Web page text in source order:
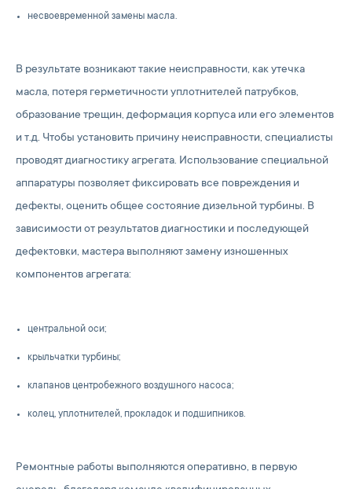
несвоевременной замены масла.
В результате возникают такие неисправности, как утечка
масла, потеря герметичности уплотнителей патрубков,
образование трещин, деформация корпуса или его элементов
и т.д. Чтобы установить причину неисправности, специалисты
проводят диагностику агрегата. Использование специальной
аппаратуры позволяет фиксировать все повреждения и
дефекты, оценить общее состояние дизельной турбины. В
зависимости от результатов диагностики и последующей
дефектовки, мастера выполняют замену изношенных
компонентов агрегата:
центральной оси;
крыльчатки турбины;
клапанов центробежного воздушного насоса;
колец, уплотнителей, прокладок и подшипников.
Ремонтные работы выполняются оперативно, в первую